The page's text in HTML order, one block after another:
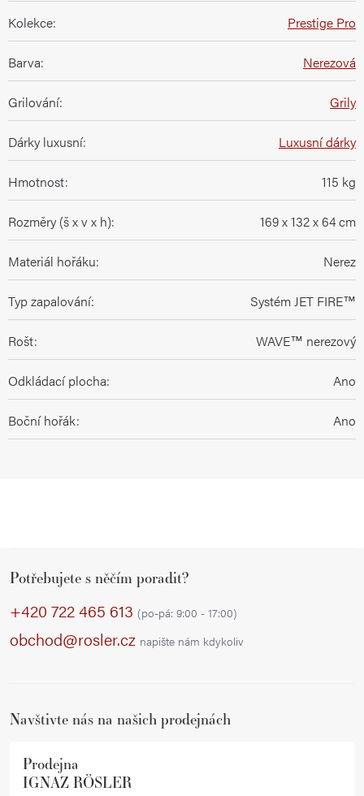
Kolekce: Prestige Pro
Barva: Nerezová
Grilování: Grily
Dárky luxusní: Luxusní dárky
Hmotnost: 115 kg
Rozměry (š x v x h): 169 x 132 x 64 cm
Materiál hořáku: Nerez
Typ zapalování: Systém JET FIRE™
Rošt: WAVE™ nerezový
Odkládací plocha: Ano
Boční hořák: Ano
Potřebujete s něčím poradit?
+420 722 465 613 (po-pá: 9:00 - 17:00)
obchod@rosler.cz napište nám kdykoliv
Navštivte nás na našich prodejnách
Prodejna
IGNAZ RÖSLER